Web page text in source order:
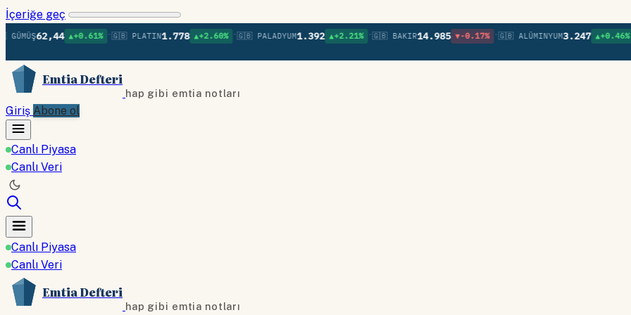
İçeriğe geç
62,44 ▲+0.61% •🇬🇧 PLATIN1.778 ▲+2.60% •🇬🇧 PALADYUM1.392 ▲+2.21% •🇬🇧 BAKIR 14.985 ▼-0.17% •🇬🇧 ALÜMINYUM3.247 ▲+0.46% •🇬🇧
Emtia Defteri
hap gibi emtia notları
Giriş Abone ol
Canlı Piyasa
Canlı Veri
Canlı Piyasa
Canlı Veri
Emtia Defteri
hap gibi emtia notları